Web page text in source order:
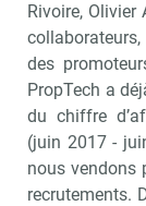
Rivoire,
des
PropTech a
du chiffre
(juin 2017 -
nous vendons
recrutements.